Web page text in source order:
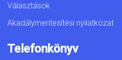
Választások
Akadálymentesítési nyilatkozat
Telefonkönyv